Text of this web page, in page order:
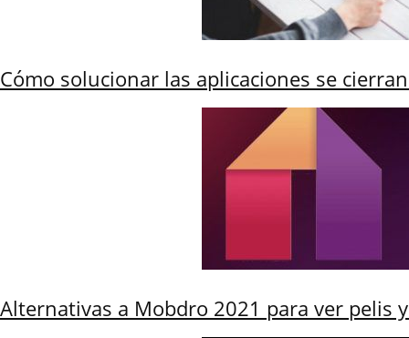
Cómo solucionar las aplicaciones se
Alternativas a Mobdro 2021 para ver pelis